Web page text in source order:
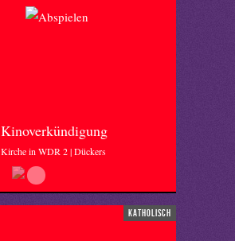
Kinoverkündigung
Kirche in WDR 2 | Dückers
katholisch